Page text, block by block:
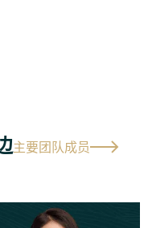
主要团队成员